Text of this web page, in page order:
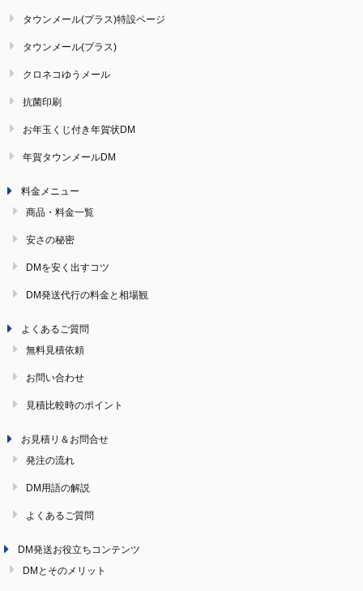
タウンメール(プラス)特設ページ
タウンメール(プラス)
クロネコゆうメール
抗菌印刷
お年玉くじ付き年賀状DM
年賀タウンメールDM
料金メニュー
商品・料金一覧
安さの秘密
DMを安く出すコツ
DM発送代行の料金と相場観
よくあるご質問
無料見積依頼
お問い合わせ
見積比較時のポイント
お見積リ＆お問合せ
発注の流れ
DM用語の解説
よくあるご質問
DM発送お役立ちコンテンツ
DMとそのメリット